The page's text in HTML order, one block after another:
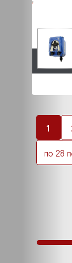
1
по 28